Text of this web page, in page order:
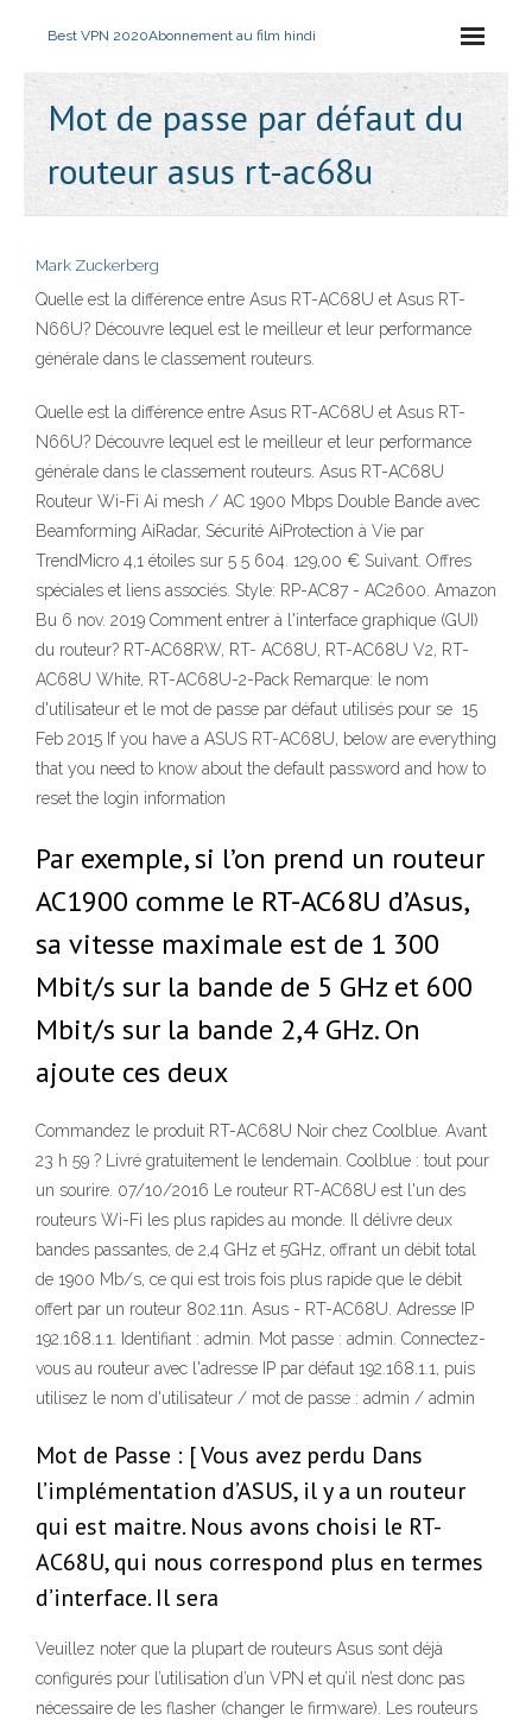
Best VPN 2020Abonnement au film hindi
Mot de passe par défaut du
routeur asus rt-ac68u
Mark Zuckerberg
Quelle est la différence entre Asus RT-AC68U et Asus RT-
N66U? Découvre lequel est le meilleur et leur performance
générale dans le classement routeurs.
Quelle est la différence entre Asus RT-AC68U et Asus RT-
N66U? Découvre lequel est le meilleur et leur performance
générale dans le classement routeurs. Asus RT-AC68U
Routeur Wi-Fi Ai mesh / AC 1900 Mbps Double Bande avec
Beamforming AiRadar, Sécurité AiProtection à Vie par
TrendMicro 4,1 étoiles sur 5 5 604. 129,00 € Suivant. Offres
spéciales et liens associés. Style: RP-AC87 - AC2600. Amazon
Bu 6 nov. 2019 Comment entrer à l'interface graphique (GUI)
du routeur? RT-AC68RW, RT- AC68U, RT-AC68U V2, RT-
AC68U White, RT-AC68U-2-Pack Remarque: le nom
d'utilisateur et le mot de passe par défaut utilisés pour se 15
Feb 2015 If you have a ASUS RT-AC68U, below are everything
that you need to know about the default password and how to
reset the login information
Par exemple, si l’on prend un routeur
AC1900 comme le RT-AC68U d’Asus,
sa vitesse maximale est de 1 300
Mbit/s sur la bande de 5 GHz et 600
Mbit/s sur la bande 2,4 GHz. On
ajoute ces deux
Commandez le produit RT-AC68U Noir chez Coolblue. Avant
23 h 59 ? Livré gratuitement le lendemain. Coolblue : tout pour
un sourire. 07/10/2016 Le routeur RT-AC68U est l'un des
routeurs Wi-Fi les plus rapides au monde. Il délivre deux
bandes passantes, de 2,4 GHz et 5GHz, offrant un débit total
de 1900 Mb/s, ce qui est trois fois plus rapide que le débit
offert par un routeur 802.11n. Asus - RT-AC68U. Adresse IP
192.168.1.1. Identifiant : admin. Mot passe : admin. Connectez-
vous au routeur avec l'adresse IP par défaut 192.168.1.1, puis
utilisez le nom d'utilisateur / mot de passe : admin / admin
Mot de Passe : [ Vous avez perdu Dans
l’implémentation d’ASUS, il y a un routeur
qui est maitre. Nous avons choisi le RT-
AC68U, qui nous correspond plus en termes
d’interface. Il sera
Veuillez noter que la plupart de routeurs Asus sont déjà
configurés pour l’utilisation d’un VPN et qu’il n’est donc pas
nécessaire de les flasher (changer le firmware). Les routeurs